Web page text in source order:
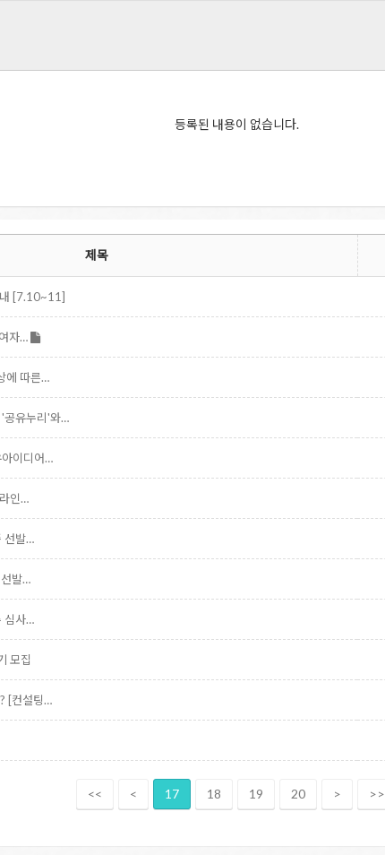
등록된 내용이 없습니다.
제목
내 [7.10~11]
자…
에 따른…
'공유누리'와…
아이디어…
인…
선발…
선발…
심사…
모집
[컨설팅…
<< < 17 18 19 20 > >>